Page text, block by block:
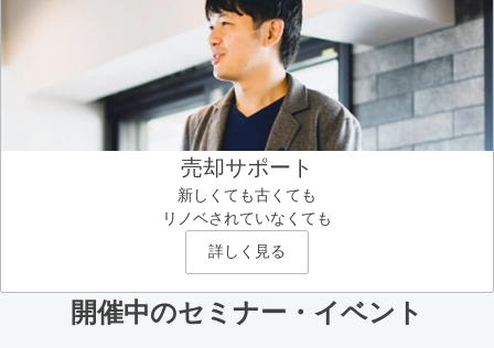
売却サポート
新しくても古くても
リノベされていなくても
詳しく見る
開催中のセミナー・イベント